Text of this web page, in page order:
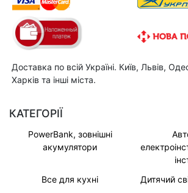
Доставка по всій Україні. Київ, Львів,
Харків та інші міста.
КАТЕГОРІЇ
PowerBank, зовнішні
акумулятори
Все для кухні
Дитячий